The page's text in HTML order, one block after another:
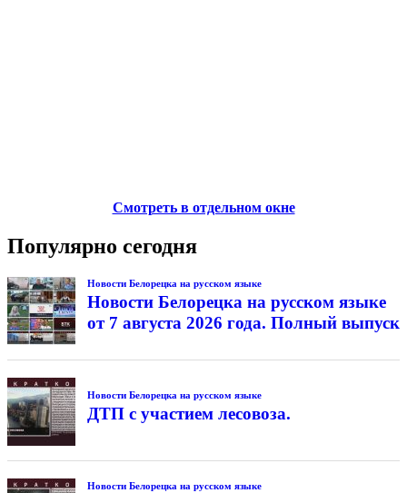
Смотреть в отдельном окне
Популярно сегодня
Новости Белорецка на русском языке
Новости Белорецка на русском языке
от 7 августа 2026 года. Полный выпуск
Новости Белорецка на русском языке
ДТП с участием лесовоза.
Новости Белорецка на русском языке